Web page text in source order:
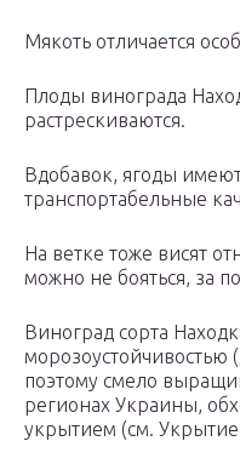
Мякоть отличается
Плоды винограда
растрескиваются.
Вдобавок, ягоды
транспортабельные
На ветке тоже висят
можно не бояться, за
Виноград сорта
морозоустойчивостью
поэтому смело
регионах Украины,
укрытием (см.